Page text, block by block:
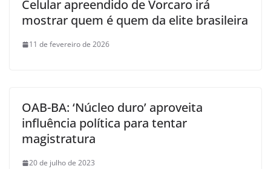
Celular apreendido de Vorcaro irá
mostrar quem é quem da elite brasileira
11 de fevereiro de 2026
OAB-BA: ‘Núcleo duro’ aproveita
influência política para tentar
magistratura
20 de julho de 2023